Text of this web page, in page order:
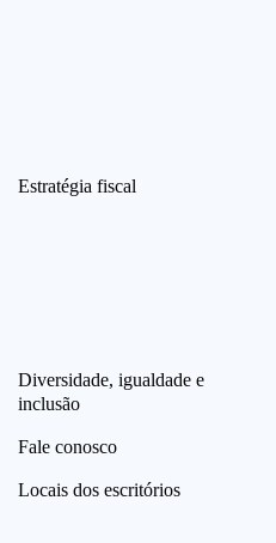
Estratégia fiscal
Diversidade, igualdade e
inclusão
Fale conosco
Locais dos escritórios